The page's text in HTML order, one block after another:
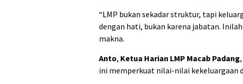
“LMP bukan sekadar struktur, tapi
dengan hati, bukan karena jabatan.
makna.
Anto, Ketua Harian LMP Macab Padang
ini memperkuat nilai-nilai kekeluargaan